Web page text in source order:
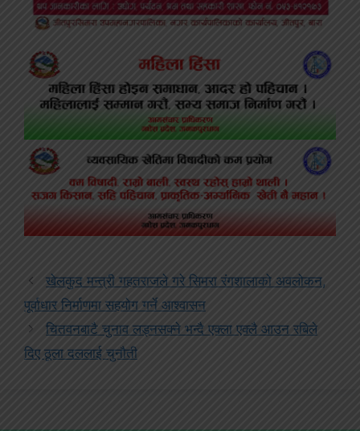
खेलकुद मन्त्री गहतराजले गरे सिमरा रंगशालाको अवलोकन,
पूर्वाधार निर्माणमा सहयोग गर्ने आश्वासन
चितवनबाटै चुनाव लड्नसक्ने भन्दै एक्ला एक्लै आउन रबिले
दिए ठूला दललाई चुनौती